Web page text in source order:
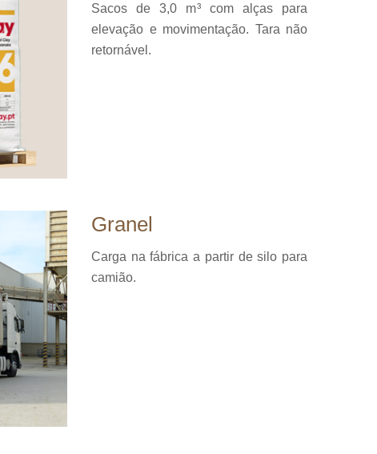
Sacos de 3,0 m³ com alças para
elevação e movimentação. Tara não
retornável.
Granel
Carga na fábrica a partir de silo para
camião.